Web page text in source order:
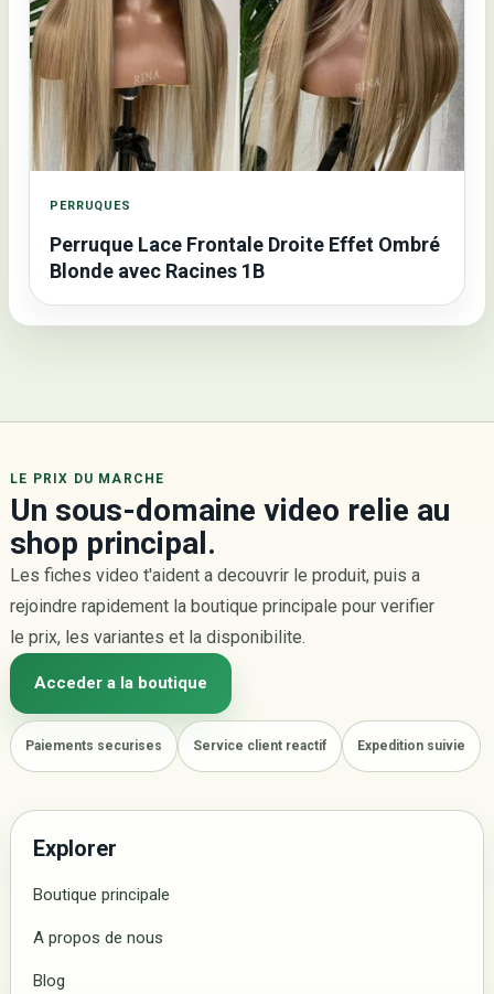
PERRUQUES
Perruque Lace Frontale Droite Effet Ombré
Blonde avec Racines 1B
LE PRIX DU MARCHE
Un sous-domaine video relie au
shop principal.
Les fiches video t'aident a decouvrir le produit, puis a
rejoindre rapidement la boutique principale pour verifier
le prix, les variantes et la disponibilite.
Acceder a la boutique
Paiements securises Service client reactif Expedition suivie
Explorer
Boutique principale
A propos de nous
Blog